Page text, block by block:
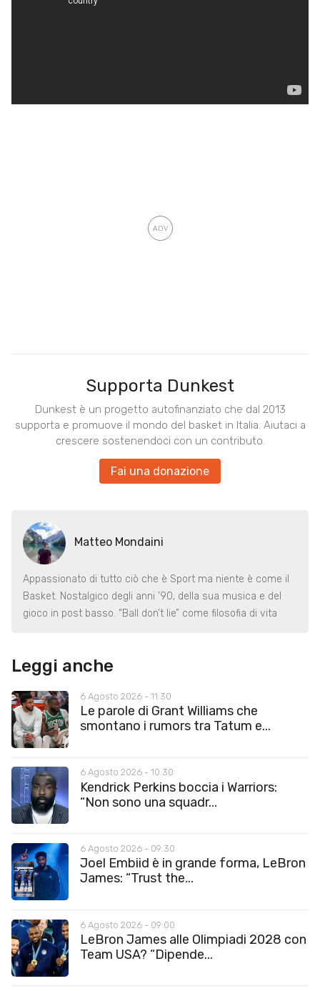
Supporta Dunkest
Dunkest è un progetto autofinanziato che dal 2013
supporta e promuove il mondo del basket in Italia. Aiutaci a
crescere sostenendoci con un contributo.
Fai una donazione
Matteo Mondaini
Appassionato di tutto ciò che è Sport ma niente è come il
Basket. Nostalgico degli anni ’90, della sua musica e del
gioco in post basso. “Ball don’t lie” come filosofia di vita
Leggi anche
6 Agosto 2026 - 11:30
Le parole di Grant Williams che
smontano i rumors tra Tatum e...
6 Agosto 2026 - 10:30
Kendrick Perkins boccia i Warriors:
“Non sono una squadr...
6 Agosto 2026 - 09:30
Joel Embiid è in grande forma, LeBron
James: “Trust the...
6 Agosto 2026 - 09:00
LeBron James alle Olimpiadi 2028 con
Team USA? “Dipende...